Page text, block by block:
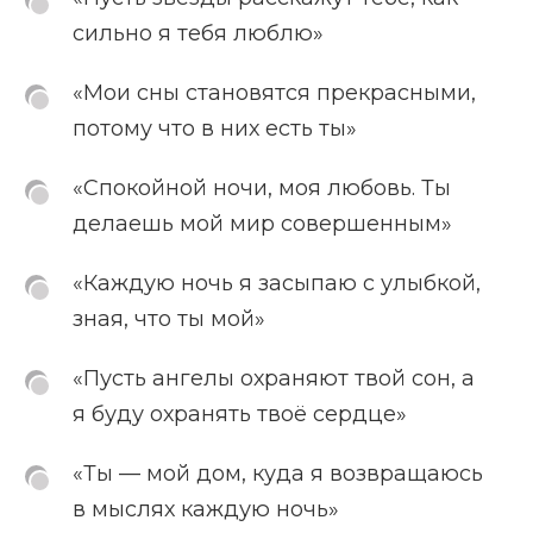
сильно я тебя люблю»
«Мои сны становятся прекрасными,
потому что в них есть ты»
«Спокойной ночи, моя любовь. Ты
делаешь мой мир совершенным»
«Каждую ночь я засыпаю с улыбкой,
зная, что ты мой»
«Пусть ангелы охраняют твой сон, а
я буду охранять твоё сердце»
«Ты — мой дом, куда я возвращаюсь
в мыслях каждую ночь»